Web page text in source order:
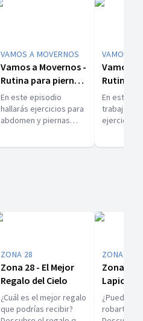
VAMOS A MOVERNOS
Vamos a Movernos -
Rutina para piernas
y abdomen
En este episodio
hallarás ejercicios para
abdomen y piernas
VAMOS A
Vamos a
Rutina
En este
trabajarás
ejercicio
ZONA 28
Zona 28 - El Mejor
Regalo del Cielo
¿Cuál es el mejor regalo
que podrías recibir?
ZONA 28
Zona 28 -
Lapicera
¿Puede la
robarte la